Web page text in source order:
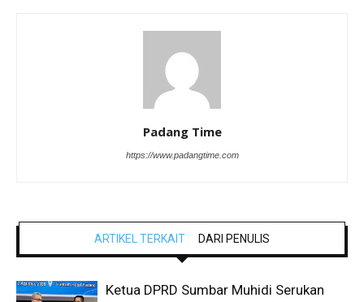
Padang Time
https://www.padangtime.com
ARTIKEL TERKAIT DARI PENULIS
Ketua DPRD Sumbar Muhidi Serukan